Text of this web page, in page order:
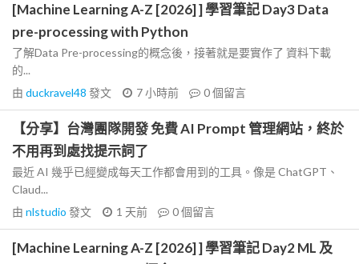
[Machine Learning A-Z [2026] ] 學習筆記 Day3 Data
pre-processing with Python
了解Data Pre-processing的概念後，接著就是要實作了 資料下載
的...
由 duckravel48 發文 7 小時前 0個留言
【分享】台灣團隊開發 免費 AI Prompt 管理網站，終於
不用再到處找提示詞了
最近 AI 幾乎已經變成每天工作都會用到的工具。像是 ChatGPT、
Claud...
由 nlstudio 發文 1 天前 0個留言
[Machine Learning A-Z [2026] ] 學習筆記 Day2 ML 及